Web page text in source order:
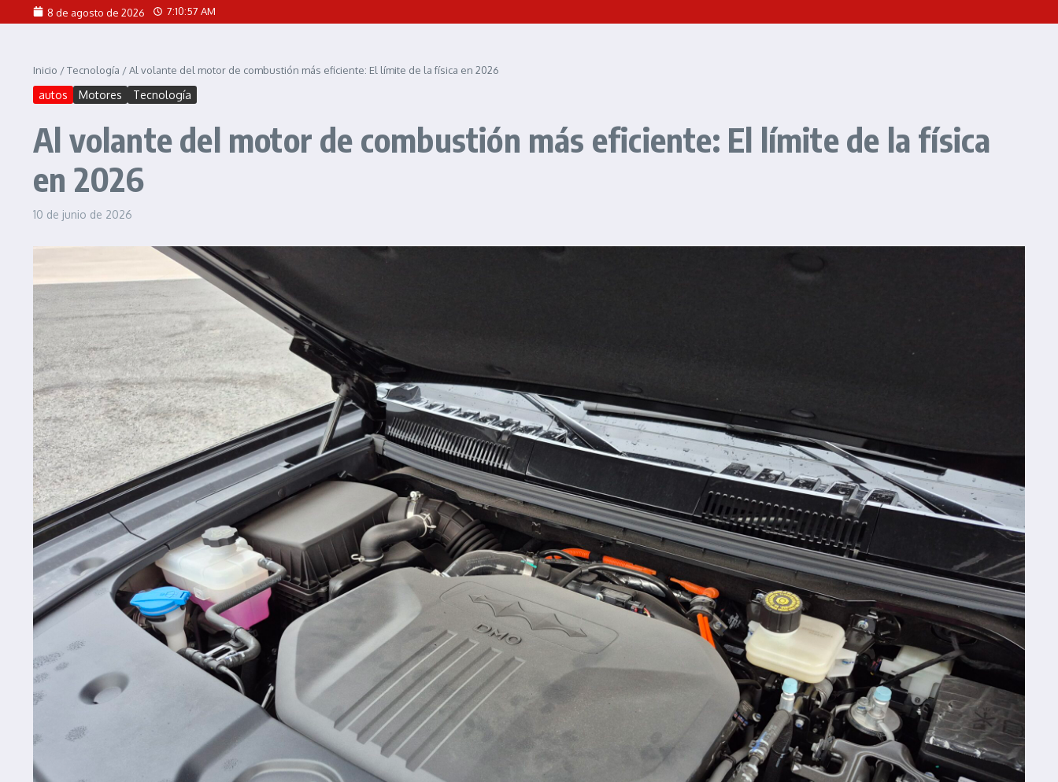
Saltar al contenido8 de agosto de 2026 7:10:59 AM
Inicio /Tecnología /Al volante del motor de combustión más eficiente: El límite de la física en 2026
autos Motores Tecnología
Al volante del motor de combustión más eficiente: El límite de la física
en 2026
10 de junio de 2026